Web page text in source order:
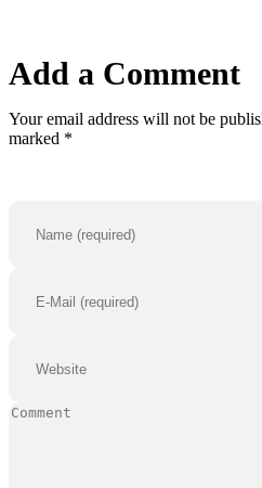
Add a Comment
Your email address will not be
marked *